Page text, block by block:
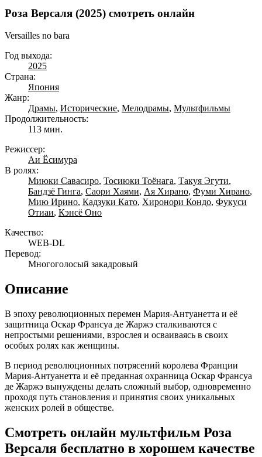
Роза Версаля (2025) смотреть онлайн
Versailles no bara
Год выхода:
2025
Страна:
Япония
Жанр:
Драмы, Исторические, Мелодрамы, Мультфильмы
Продолжительность:
113 мин.
Режиссер:
Аи Ёсимура
В ролях:
Миюки Савасиро, Тосиюки Тоёнага, Такуя Эгути,
Бандзё Гинга, Саори Хаями, Ая Хирано, Фуми Хирано,
Мию Ирино, Кадзуки Като, Хиронори Кондо, Фукуси
Отиаи, Кэнсё Оно
Качество:
WEB-DL
Перевод:
Многоголосый закадровый
Описание
В эпоху революционных перемен Мария-Антуанетта и её
защитница Оскар Франсуа де Жаржэ сталкиваются с
непростыми решениями, взрослея и осваиваясь в своих
особых ролях как женщины.
В период революционных потрясений королева Франции
Мария-Антуанетта и её преданная охранница Оскар Франсуа
де Жаржэ вынуждены делать сложный выбор, одновременно
проходя путь становления и принятия своих уникальных
женских ролей в обществе.
Смотреть онлайн мультфильм Роза
Версаля бесплатно в хорошем качестве